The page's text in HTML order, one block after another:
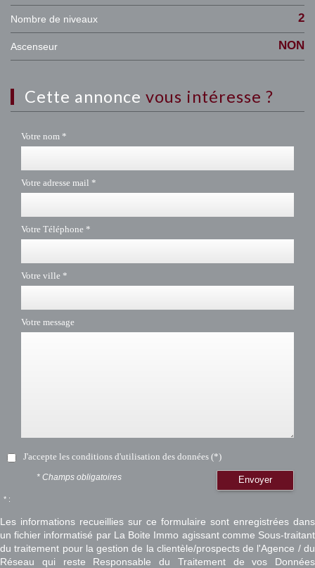
Nombre de niveaux 2
Ascenseur NON
cette annonce vous intéresse ?
Votre nom *
Votre adresse mail *
Votre Téléphone *
Votre ville *
Votre message
J'accepte les conditions d'utilisation des données (*)
Envoyer
* Champs obligatoires
* :
Les informations recueillies sur ce formulaire sont enregistrées dans
un fichier informatisé par La Boite Immo agissant comme Sous-traitant
du traitement pour la gestion de la clientèle/prospects de l'Agence / du
Réseau qui reste Responsable du Traitement de vos Données